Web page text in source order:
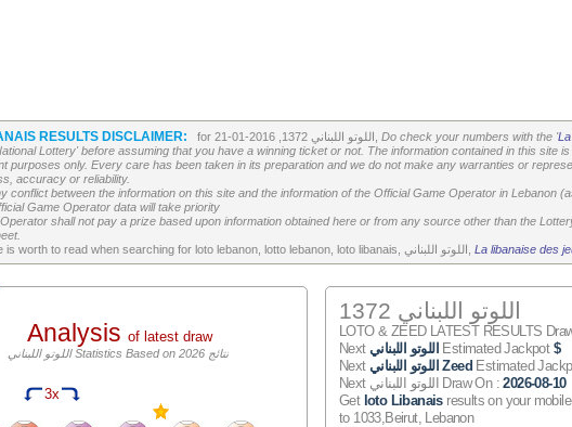
RESULTS DISCLAIMER: Do check your numbers with the '
Lottery' before assuming that you have a winning ticket or not. The information contained in this site
purposes only. Every care has been taken in its preparation and we do not make any warranties or
accuracy or reliability.
conflict between the information on this site and the information of the Official Game Operator in Lebanon
Game Operator data will take priority
shall not pay a prize based upon information obtained here or from any source other than the
La libanaise des
Analysis of latest draw
اللوتو اللبناني Statistics Based on 2026 نتائج
3x
اللوتو اللبناني 1372
LOTO & ZEED LATEST RESULTS
Next اللوتو اللبناني Estimated Jackpot $
Next
اللوتو اللبناني Zeed Estimated
Next اللوتو اللبناني Draw On :2026-08-10
Get loto Libanaisresults on your
to 1033,Beirut, Lebanon